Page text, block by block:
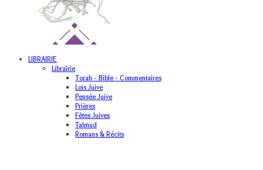
LIBRAIRIE
Librairie
Torah - Bible - Commentaires
Lois Juive
Pensée Juive
Prières
Fêtes Juives
Talmud
Romans & Récits